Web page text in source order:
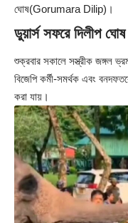
ঘোষ(Gorumara Dilip)।
ডুয়ার্স সফরে দিলীপ
শুক্রবার সকালে সস্ত্রীক জঙ্গল
বিজেপি কর্মী-সমর্থক এবং
করা যায়।